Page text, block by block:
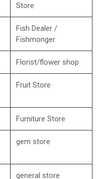
Store
Fish Dealer /
Fishmonger
Florist/flower shop
Fruit Store
Furniture Store
gem store
general store